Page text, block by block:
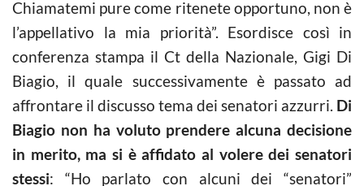
Chiamatemi pure come ritenete opportuno, non è
l’appellativo la mia priorità”. Esordisce così in
conferenza stampa il Ct della Nazionale, Gigi Di
Biagio, il quale successivamente è passato ad
affrontare il discusso tema dei senatori azzurri. Di
Biagio non ha voluto prendere alcuna decisione
in merito, ma si è affidato al volere dei senatori
stessi: “Ho parlato con alcuni dei “senatori”